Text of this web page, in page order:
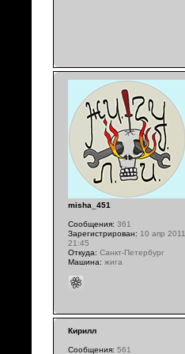
misha_451
Сообщения: 361
Зарегистрирован: 10 апр 2011,
21:45
Откуда: Санкт-Петербург
Машина: жига
Кирилл
Сообщения: 561